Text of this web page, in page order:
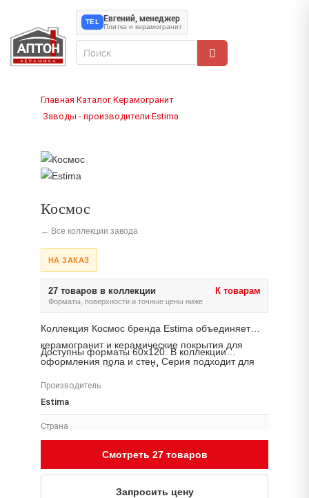
TEL Евгений, менеджер
Плитка и керамогранит
Главная›Каталог›Керамогранит
›Заводы - производители›Estima
Космос
← Все коллекции завода
НА ЗАКАЗ
27 товаров в коллекции
Форматы, поверхности и точные цены ниже
К товарам
Коллекция Космос бренда Estima объединяет
керамогранит и керамические покрытия для
оформления пола и стен. Серия подходит для
Доступны форматы 60x120. В коллекции
представлено 3 товара. Наличие, цену и сроки
поставки уточняйте у менеджера «Аптон».
Производитель
Estima
Страна
Россия
Размеры
Смотреть 27 товаров
Запросить цену